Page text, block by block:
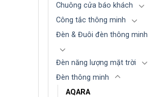
Chuông cửa báo khách
Công tắc thông minh
Đèn & Đuôi đèn thông minh
Đèn năng lượng mặt trời
Đèn thông minh
AQARA